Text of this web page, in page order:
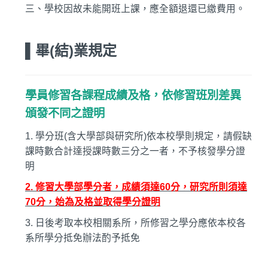
三、學校因故未能開班上課，應全額退還已繳費用。
▌畢(結)業規定
學員修習各課程成績及格，依修習班別差異
頒發不同之證明
1. 學分班(含大學部與研究所)依本校學則規定，請假缺
課時數合計達授課時數三分之一者，不予核發學分證
明
2. 修習大學部學分者，成績須達60分，研究所則須達
70分，始為及格並取得學分證明
3. 日後考取本校相關系所，所修習之學分應依本校各
系所學分抵免辦法酌予抵免